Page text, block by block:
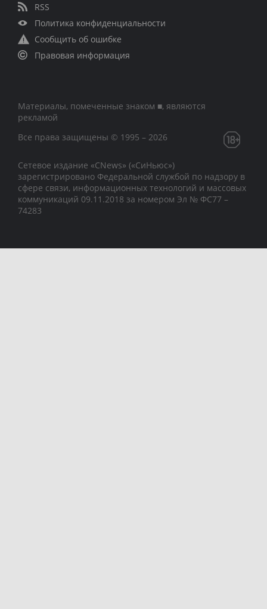
RSS
Политика конфиденциальности
Сообщить об ошибке
Правовая информация
Материалы, помеченные знаком ■, являются
рекламой
Все права защищены © 1995 – 2026
Сетевое издание «CNews» («СиНьюс»)
зарегистрировано Федеральной службой по надзору в
сфере связи, информационных технологий и массовых
коммуникаций 09.11.2018 за номером Эл № ФС77 –
74283